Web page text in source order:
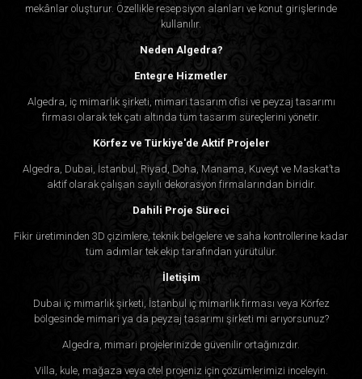
mekânlar oluşturur. Özellikle resepsiyon alanları ve konut girişlerinde
kullanılır.
Neden Algedra?
Entegre Hizmetler
Algedra, iç mimarlık şirketi, mimari tasarım ofisi ve peyzaj tasarımı
firması olarak tek çatı altında tüm tasarım süreçlerini yönetir.
Körfez ve Türkiye'de Aktif Projeler
Algedra, Dubai, İstanbul, Riyad, Doha, Manama, Kuveyt ve Maskat’ta
aktif olarak çalışan sayılı dekorasyon firmalarından biridir.
Dahili Proje Süreci
Fikir üretiminden 3D çizimlere, teknik belgelere ve saha kontrollerine kadar
tüm adımlar tek ekip tarafından yürütülür.
İletişim
Dubai iç mimarlık şirketi, İstanbul iç mimarlık firması veya Körfez
bölgesinde mimari ya da peyzaj tasarımı şirketi mi arıyorsunuz?
Algedra, mimari projelerinizde güvenilir ortağınızdır.
Villa, kule, mağaza veya otel projeniz için çözümlerimizi inceleyin.